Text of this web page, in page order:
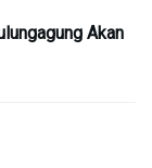
Akan